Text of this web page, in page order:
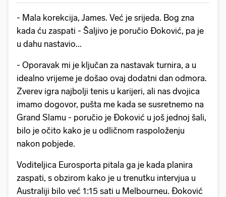
- Mala korekcija, James. Već je srijeda. Bog zna
kada ću zaspati - Šaljivo je poručio Đoković, pa je
u dahu nastavio...
- Oporavak mi je ključan za nastavak turnira, a u
idealno vrijeme je došao ovaj dodatni dan odmora.
Zverev igra najbolji tenis u karijeri, ali nas dvojica
imamo dogovor, pušta me kada se susretnemo na
Grand Slamu - poručio je Đoković u još jednoj šali,
bilo je očito kako je u odličnom raspoloženju
nakon pobjede.
Voditeljica Eurosporta pitala ga je kada planira
zaspati, s obzirom kako je u trenutku intervjua u
Australiji bilo već 1:15 sati u Melbourneu. Đoković